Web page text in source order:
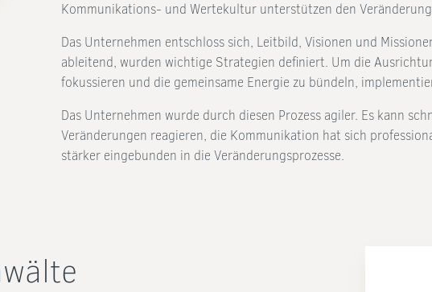
Kommunikations- und Wertekultur unterstützen den
Das Unternehmen entschloss sich, Leitbild, Visionen und
ableitend, wurden wichtige Strategien definiert. Um die
fokussieren und die gemeinsame Energie zu bündeln,
Das Unternehmen wurde durch diesen Prozess agiler. Es kann
Veränderungen reagieren, die Kommunikation hat sich
stärker eingebunden in die Veränderungsprozesse.